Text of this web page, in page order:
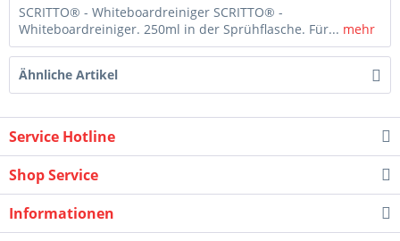
SCRITTO® - Whiteboardreiniger SCRITTO® -
Whiteboardreiniger. 250ml in der Sprühflasche. Für... mehr
Ähnliche Artikel
Service Hotline
Shop Service
Informationen